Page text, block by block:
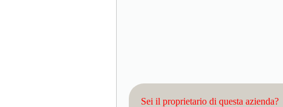
Sei il proprietario di questa azienda?